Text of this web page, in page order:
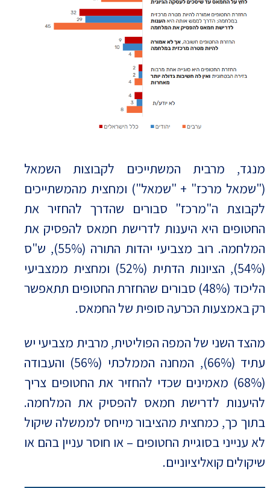
מנגד, מרבית המשתייכים לקבוצות השמאל
("שמאל מרכז" + "שמאל") ומחצית מהמשתייכים
לקבוצת ה"מרכז" סבורים שהדרך להחזיר את
החטופים היא היענות לדרישת חמאס להפסיק את
המלחמה. רוב מצביעי יהדות התורה (55%), ש"ס
(54%), הציונות הדתית (52%) ומחצית ממצביעי
הליכוד (48%) סבורים שהחזרת החטופים תתאפשר
רק באמצעות הכרעה סופית של החמאס.
מהצד השני של המפה הפוליטית, מרבית מצביעי יש
עתיד (66%), המחנה הממלכתי (56%) והעבודה
(68%) מאמינים שכדי להחזיר את החטופים צריך
להיענות לדרישת חמאס להפסיק את המלחמה.
בתוך כך, כמחצית מהציבור מייחס לממשלה שיקול
לא ענייני בסוגיית החטופים – או חוסר עניין בהם או
שיקולים קואליציוניים.